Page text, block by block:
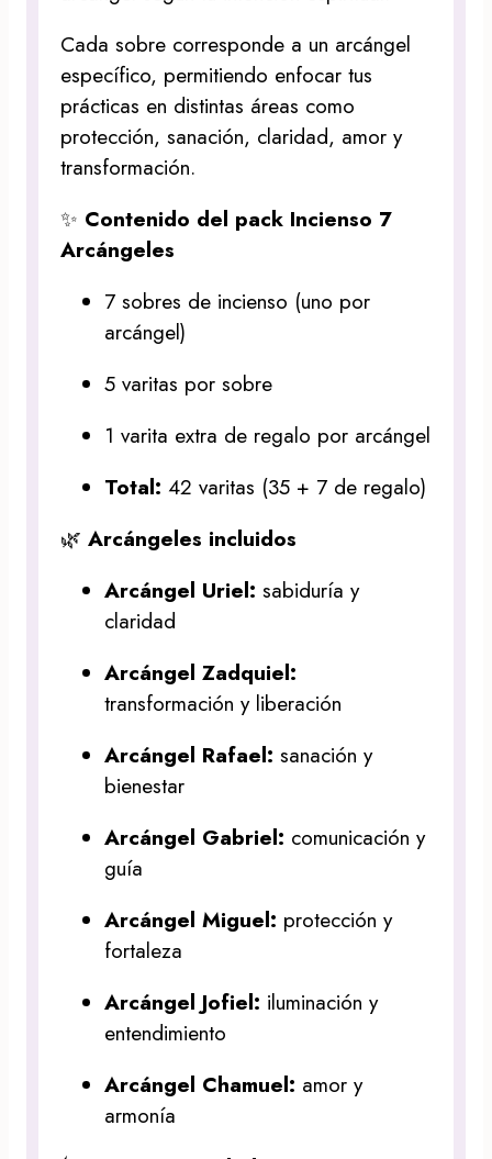
Cada sobre corresponde a un arcángel
específico, permitiendo enfocar tus
prácticas en distintas áreas como
protección, sanación, claridad, amor y
transformación.
✨ Contenido del pack Incienso 7
Arcángeles
7 sobres de incienso (uno por
arcángel)
5 varitas por sobre
1 varita extra de regalo por arcángel
Total: 42 varitas (35 + 7 de regalo)
🌿Arcángeles incluidos
Arcángel Uriel: sabiduría y
claridad
Arcángel Zadquiel:
transformación y liberación
Arcángel Rafael: sanación y
bienestar
Arcángel Gabriel: comunicación y
guía
Arcángel Miguel: protección y
fortaleza
Arcángel Jofiel: iluminación y
entendimiento
Arcángel Chamuel: amor y
armonía